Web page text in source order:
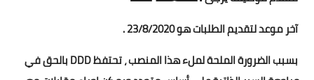
آخر موعد لتقديم الطلبات هو 23/8/2020 .
بسبب الضرورة الملحة لملء هذا المنصب ، تحتفظ DDD بالحق في